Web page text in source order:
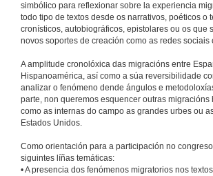
simbólico para reflexionar sobre la experiencia
todo tipo de textos desde os narrativos, poéticos o
cronísticos, autobiográficos, epistolares ou os que
novos soportes de creación como as redes sociais
A amplitude cronolóxica das migracións entre
Hispanoamérica, así como a súa reversibilidade
analizar o fenómeno dende ángulos e
parte, non queremos esquencer outras
como as internas do campo as grandes urbes ou
Estados Unidos.
Como orientación para a participación no
siguintes líñas temáticas:
• A presencia dos fenómenos migratorios nos